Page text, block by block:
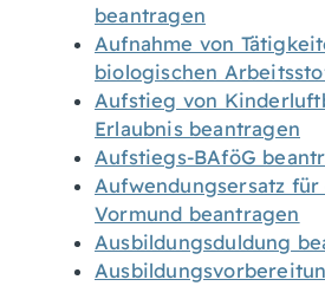
beantragen
Aufnahme von
biologischen
Aufstieg von
Erlaubnis beantragen
Aufstiegs-BAföG
Aufwendungsersatz für
Vormund beantragen
Ausbildungsduldung